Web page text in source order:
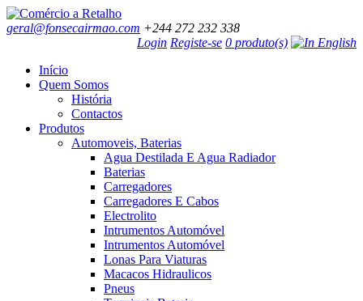
geral@fonsecairmao.com +244 272 232 338
Login Registe-se 0 produto(s)
Início
Quem Somos
História
Contactos
Produtos
Automoveis, Baterias
Agua Destilada E Agua Radiador
Baterias
Carregadores
Carregadores E Cabos
Electrolito
Intrumentos Automóvel
Intrumentos Automóvel
Lonas Para Viaturas
Macacos Hidraulicos
Pneus